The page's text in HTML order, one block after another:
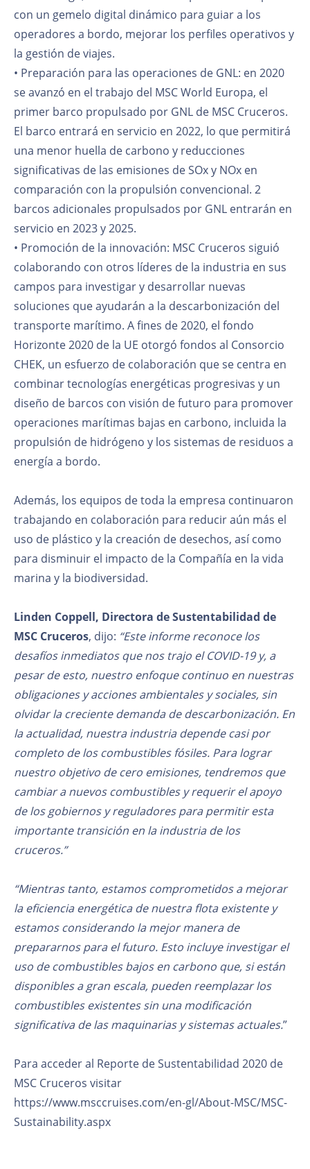
con un gemelo digital dinámico para guiar a los
operadores a bordo, mejorar los perfiles operativos y
la gestión de viajes.
• Preparación para las operaciones de GNL: en 2020
se avanzó en el trabajo del MSC World Europa, el
primer barco propulsado por GNL de MSC Cruceros.
El barco entrará en servicio en 2022, lo que permitirá
una menor huella de carbono y reducciones
significativas de las emisiones de SOx y NOx en
comparación con la propulsión convencional. 2
barcos adicionales propulsados por GNL entrarán en
servicio en 2023 y 2025.
• Promoción de la innovación: MSC Cruceros siguió
colaborando con otros líderes de la industria en sus
campos para investigar y desarrollar nuevas
soluciones que ayudarán a la descarbonización del
transporte marítimo. A fines de 2020, el fondo
Horizonte 2020 de la UE otorgó fondos al Consorcio
CHEK, un esfuerzo de colaboración que se centra en
combinar tecnologías energéticas progresivas y un
diseño de barcos con visión de futuro para promover
operaciones marítimas bajas en carbono, incluida la
propulsión de hidrógeno y los sistemas de residuos a
energía a bordo.
Además, los equipos de toda la empresa continuaron
trabajando en colaboración para reducir aún más el
uso de plástico y la creación de desechos, así como
para disminuir el impacto de la Compañía en la vida
marina y la biodiversidad.
Linden Coppell, Directora de Sustentabilidad de
MSC Cruceros, dijo: “Este informe reconoce los
desafíos inmediatos que nos trajo el COVID-19 y, a
pesar de esto, nuestro enfoque continuo en nuestras
obligaciones y acciones ambientales y sociales, sin
olvidar la creciente demanda de descarbonización. En
la actualidad, nuestra industria depende casi por
completo de los combustibles fósiles. Para lograr
nuestro objetivo de cero emisiones, tendremos que
cambiar a nuevos combustibles y requerir el apoyo
de los gobiernos y reguladores para permitir esta
importante transición en la industria de los
cruceros.”
“Mientras tanto, estamos comprometidos a mejorar
la eficiencia energética de nuestra flota existente y
estamos considerando la mejor manera de
prepararnos para el futuro. Esto incluye investigar el
uso de combustibles bajos en carbono que, si están
disponibles a gran escala, pueden reemplazar los
combustibles existentes sin una modificación
significativa de las maquinarias y sistemas actuales.”
Para acceder al Reporte de Sustentabilidad 2020 de
MSC Cruceros visitar
https://www.msccruises.com/en-gl/About-MSC/MSC-
Sustainability.aspx